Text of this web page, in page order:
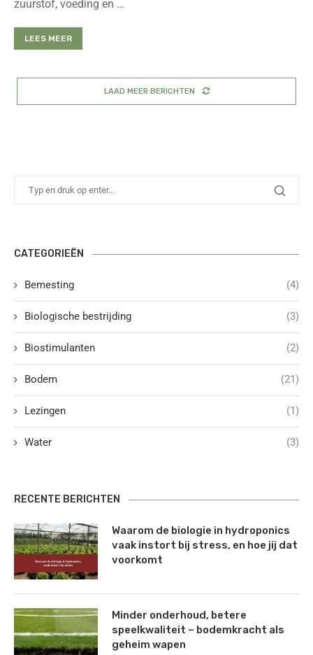
zuurstof, voeding en …
LEES MEER
LAAD MEER BERICHTEN
CATEGORIEËN
Bemesting (4)
Biologische bestrijding (3)
Biostimulanten (2)
Bodem (21)
Lezingen (1)
Water (3)
RECENTE BERICHTEN
Waarom de biologie in hydroponics
vaak instort bij stress, en hoe jij dat
voorkomt
Minder onderhoud, betere
speelkwaliteit – bodemkracht als
geheim wapen